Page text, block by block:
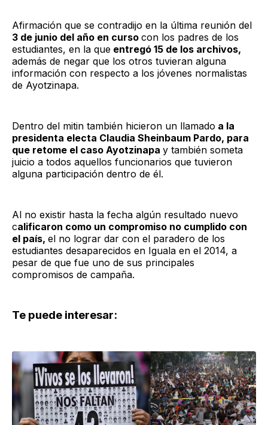
Afirmación que se contradijo en la última reunión del
3 de junio del año en curso con los padres de los
estudiantes, en la que entregó 15 de los archivos,
además de negar que los otros tuvieran alguna
información con respecto a los jóvenes normalistas
de Ayotzinapa.
Dentro del mitin también hicieron un llamado a la
presidenta electa Claudia Sheinbaum Pardo, para
que retome el caso Ayotzinapa y también someta
juicio a todos aquellos funcionarios que tuvieron
alguna participación dentro de él.
Al no existir hasta la fecha algún resultado nuevo
calificaron como un compromiso no cumplido con
el país, el no lograr dar con el paradero de los
estudiantes desaparecidos en Iguala en el 2014, a
pesar de que fue uno de sus principales
compromisos de campaña.
Te puede interesar: